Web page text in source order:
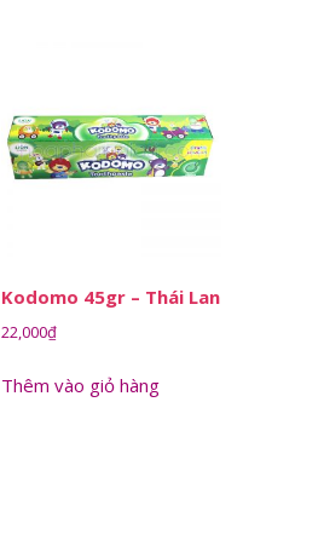
Kodomo 45gr – Thái Lan
22,000₫
Thêm vào giỏ hàng